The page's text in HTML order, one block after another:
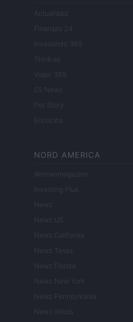
Actualidad
Finanzas 24
Investindo 365
Think.es
Viajar 365
ES Newz
Pet Story
Encocina
NORD AMERICA
Womanmagazine
Investing Plus
Newz
Newz US
Newz California
Newz Texas
Newz Florida
Newz New York
Newz Pennsylvania
Newz Illinois